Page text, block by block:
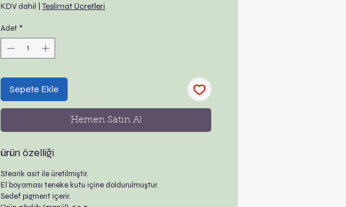
KDV dahil |Teslimat Ücretleri
Adet *
Sepete Ekle
Hemen Satın Al
ürün özelliği
Stearik asit ile üretilmiştir.
El boyaması teneke kutu içine doldurulmuştur.
Sedef pigment içerir.